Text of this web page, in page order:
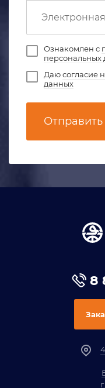
Ознакомлен с
персональных
Даюсогласие
данных
8